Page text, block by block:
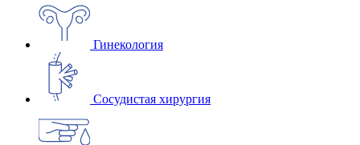
Гинекология
Сосудистая хирургия